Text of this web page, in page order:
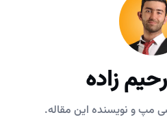
زاده
مپ و نویسنده این مقاله.